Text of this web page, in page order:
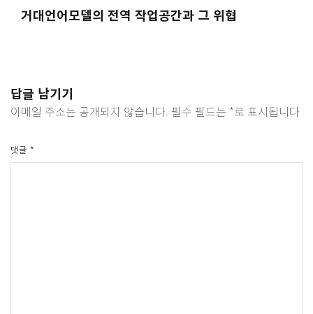
거대언어모델의 전역 작업공간과 그 위협
답글 남기기
이메일 주소는 공개되지 않습니다. 필수 필드는 *로 표시됩니다
댓글 *